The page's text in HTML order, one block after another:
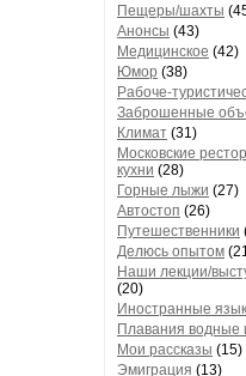
Пещеры/шахты
Анонсы (43)
Медицинское (42)
Юмор (38)
Рабоче-
Заброшенные
Климат (31)
Московские
кухни (28)
Горные лыжи (27)
Автостоп (26)
Путешественники
Делюсь опытом
Наши лекции/
(20)
Иностранные
Плавания водные
Мои рассказы (15)
Эмиграция (13)